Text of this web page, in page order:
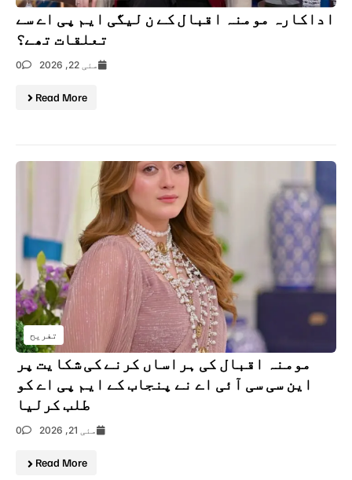
اداکارہ مومنہ اقبال کے ن لیگی ایم پی اے سے
تعلقات تھے؟
مئی 22, 2026 0
Read More
تفریح
مومنہ اقبال کی ہراساں کرنے کی شکایت پر
این سی سی آئی اے نے پنجاب کے ایم پی اے کو
طلب کرلیا
مئی 21, 2026 0
Read More